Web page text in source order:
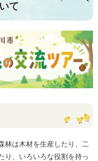
て
林は木材を生産したり、二
り、いろいろな役割を持っ